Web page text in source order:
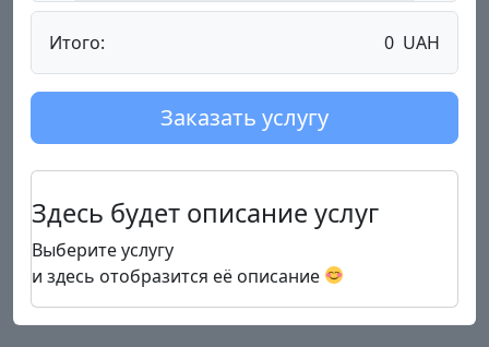
Итого: 0 UAH
Заказать услугу
Здесь будет описание услуг
Выберите услугу
и здесь отобразится её описание